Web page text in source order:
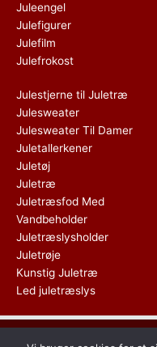
Juleengel
Julefigurer
Julefilm
Julefrokost
Julestjerne til Juletræ
Julesweater
Julesweater Til Damer
Juletallerkener
Juletøj
Juletræ
Juletræsfod Med
Vandbeholder
Juletræslysholder
Juletrøje
Kunstig Juletræ
Led juletræslys